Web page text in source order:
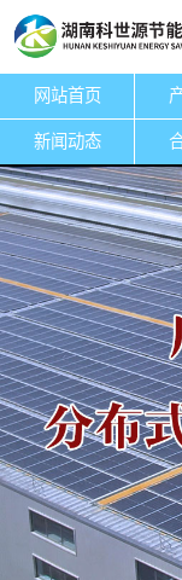
专注于节能科技
设计、安装、销售、
网站首页
新闻动态